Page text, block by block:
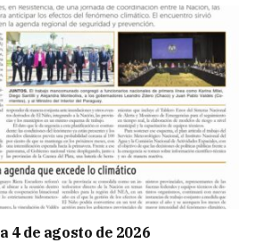
4 de agosto de 2026